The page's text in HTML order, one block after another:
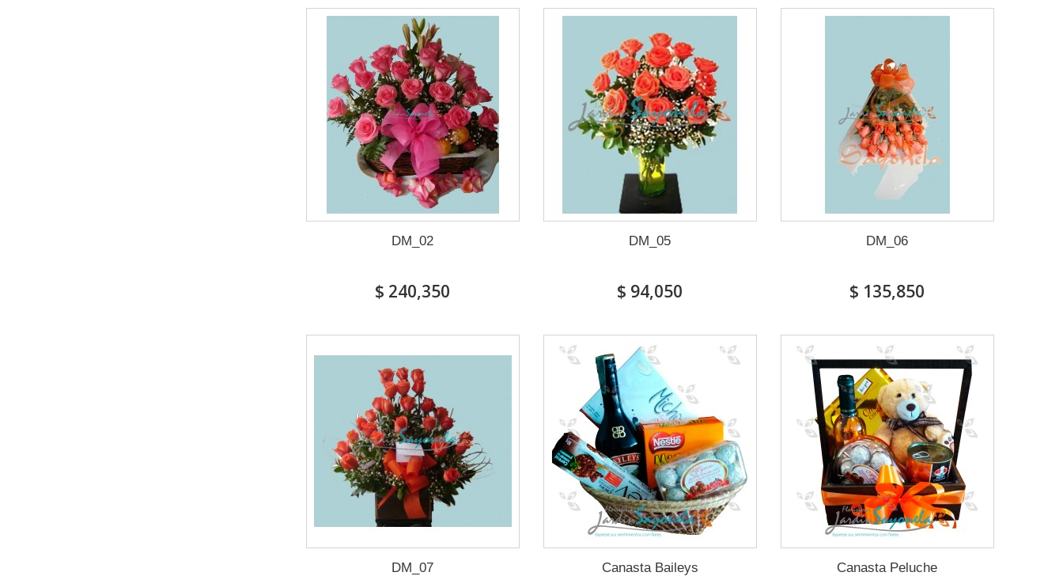
DM_02
$ 240,350
DM_05
$ 94,050
DM_06
$ 135,850
DM_07 Canasta Baileys Canasta Peluche